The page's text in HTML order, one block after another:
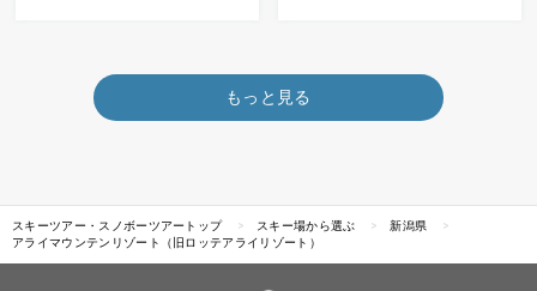
もっと見る
スキーツアー・スノボーツアートップ スキー場から選ぶ
新潟県
アライマウンテンリゾート（旧ロッテアライリゾート）